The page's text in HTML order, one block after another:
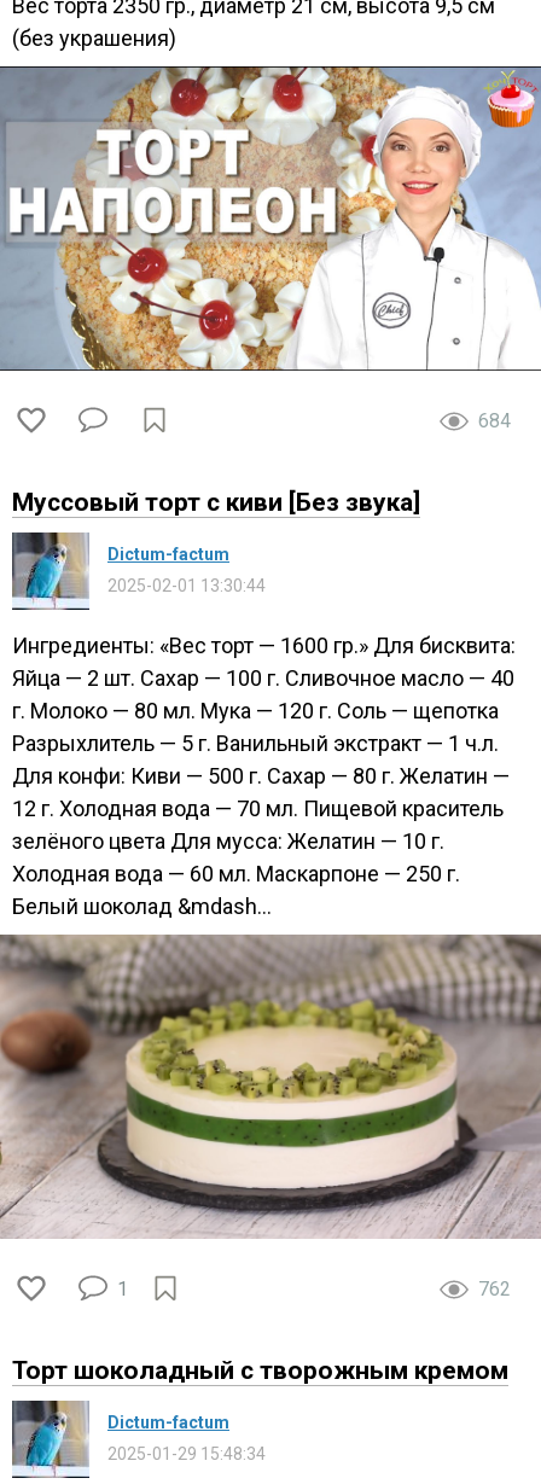
Вес торта 2350 гр., диаметр 21 см, высота 9,5 см
(без украшения)
684
Муссовый торт с киви [Без звука]
Dictum-factum
2025-02-01 13:30:44
Ингредиенты: «Вес торт — 1600 гр.» Для бисквита:
Яйца — 2 шт. Сахар — 100 г. Сливочное масло — 40
г. Молоко — 80 мл. Мука — 120 г. Соль — щепотка
Разрыхлитель — 5 г. Ванильный экстракт — 1 ч.л.
Для конфи: Киви — 500 г. Сахар — 80 г. Желатин —
12 г. Холодная вода — 70 мл. Пищевой краситель
зелёного цвета Для мусса: Желатин — 10 г.
Холодная вода — 60 мл. Маскарпоне — 250 г.
Белый шоколад &mdash...
1 762
Торт шоколадный с творожным кремом
Dictum-factum
2025-01-29 15:48:34